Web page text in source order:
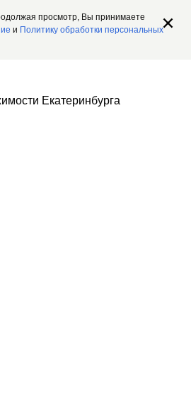
просмотр, Вы принимаете
и Политику обработки персональных
Екатеринбурга